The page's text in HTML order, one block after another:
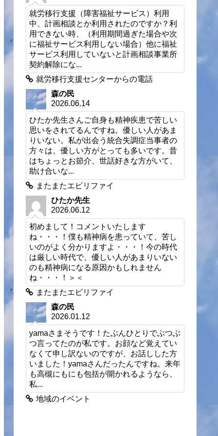
就労移行支援（障害福祉サービス）利用
中、計画相談とか利用されたのですか？利
用できない時、（利用期間過ぎた場合や次
に福祉サービス利用しない場合）他に福祉
サービス利用していないと計画相談事業所
契約解除にな...
就労移行支援センターからの電話
森の民
2026.06.14
ひたか先生さんご自身も精神疾患で苦しい
思いをされてるんですね。優しい人があま
りいない。私が出会う統合失調症当事者の
方々は、優しい方がとっても多いです。昔
はちょっとお節介、世話好きな方がいて、
助け合いな...
またまたエビリファイ
ひたか先生
2026.06.12
初めまして！コメントいたします
ね・・・！僕も精神病を患っていて、苦し
いのがよく分かりますよ・・・！今の時代
は厳しい時代で、優しい人があまりいない
のも精神病になる原因かもしれません
ね・・・！＞＜
またまたエビリファイ
森の民
2026.01.12
yamaさまそうです！たぶんひとりでぶつぶ
つ言ってたのが私です。お顔など覚えてい
なくて申し訳ないのですが、お話しした方
いました！yamaさんだったんですね。来年
も高槻にもにも包括が開かれるようなら、
私...
地域のイベント